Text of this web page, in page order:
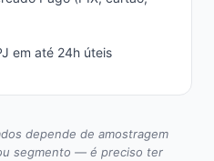
em até 24h úteis
depende de amostragem
segmento — é preciso ter